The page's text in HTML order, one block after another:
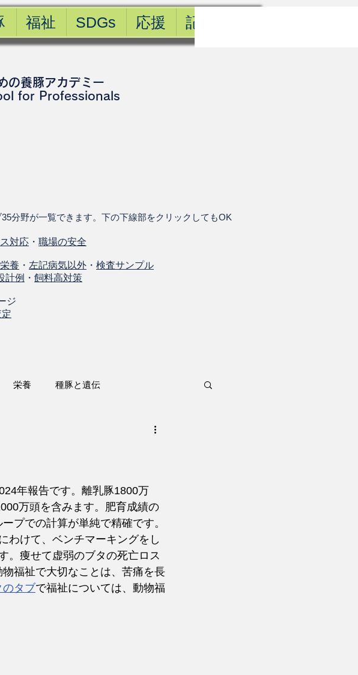
福祉 SDGs 応援 記事一覧
の養豚アカデミー
for Professionals
分野が一覧できます。下の下線部をクリックしてもOK
対応 ・ 職場の安全
養 ・ 左記病気以外 ・ 検査サンプル
計例 ・ 飼料高対策
ジ
栄養 種豚と遺伝
年報告です。離乳豚1800万
万頭を含みます。肥育成績の
プでの計算が単純で精確です。
わけて、ベンチマーキングをし
。痩せて虚弱のブタの死亡ロス
福祉で大切なことは、苦痛を長
タブで福祉については、動物福